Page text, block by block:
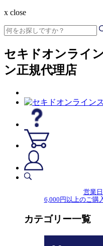
x close
セキドオンライ
ン正規代理店
営業
6,000円以上のご購
カテゴリー一覧